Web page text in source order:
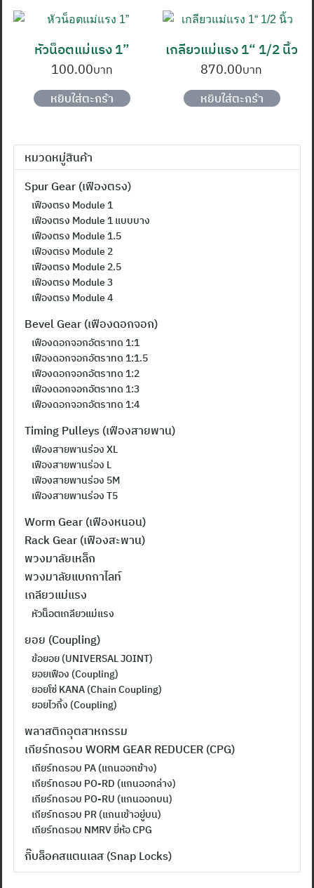
ค้นหา
หัวน็อตแม่แรง 1”
100.00
หยิบใส่ตะกร้า
เกลียวแม่แรง 1“ 1/2 นิ้ว
870.00
หยิบใส่ตะกร้า
หมวดหมู่สินค้า
Spur Gear (เฟืองตรง)
เฟืองตรง Module 1
เฟืองตรง Module 1 แบบบาง
เฟืองตรง Module 1.5
เฟืองตรง Module 2
เฟืองตรง Module 2.5
เฟืองตรง Module 3
เฟืองตรง Module 4
Bevel Gear (เฟืองดอกจอก)
เฟืองดอกจอกอัตราทด 1:1
เฟืองดอกจอกอัตราทด 1:1.5
เฟืองดอกจอกอัตราทด 1:2
เฟืองดอกจอกอัตราทด 1:3
เฟืองดอกจอกอัตราทด 1:4
Timing Pulleys (เฟืองสายพาน)
เฟืองสายพานร่อง XL
เฟืองสายพานร่อง L
เฟืองสายพานร่อง 5M
เฟืองสายพานร่อง T5
Worm Gear (เฟืองหนอน)
Rack Gear (เฟืองสะพาน)
พวงมาลัยเหล็ก
พวงมาลัยแบกกาไลท์
เกลียวแม่แรง
หัวน็อตเกลียวแม่แรง
ยอย (Coupling)
ข้อยอย (UNIVERSAL JOINT)
ยอยเฟือง (Coupling)
ยอยโซ่ KANA (Chain Coupling)
ยอยไวกิ้ง (Coupling)
พลาสติกอุตสาหกรรม
เกียร์ทดรอบ WORM GEAR REDUCER (CPG)
เกียร์ทดรอบ PA (แกนออกข้าง)
เกียร์ทดรอบ PO-RD (แกนออกล่าง)
เกียร์ทดรอบ PO-RU (แกนออกบน)
เกียร์ทดรอบ PR (แกนเข้าอยู่บน)
เกียร์ทดรอบ NMRV ยี่ห้อ CPG
กิ๊บล็อคสแตนเลส (Snap Locks)